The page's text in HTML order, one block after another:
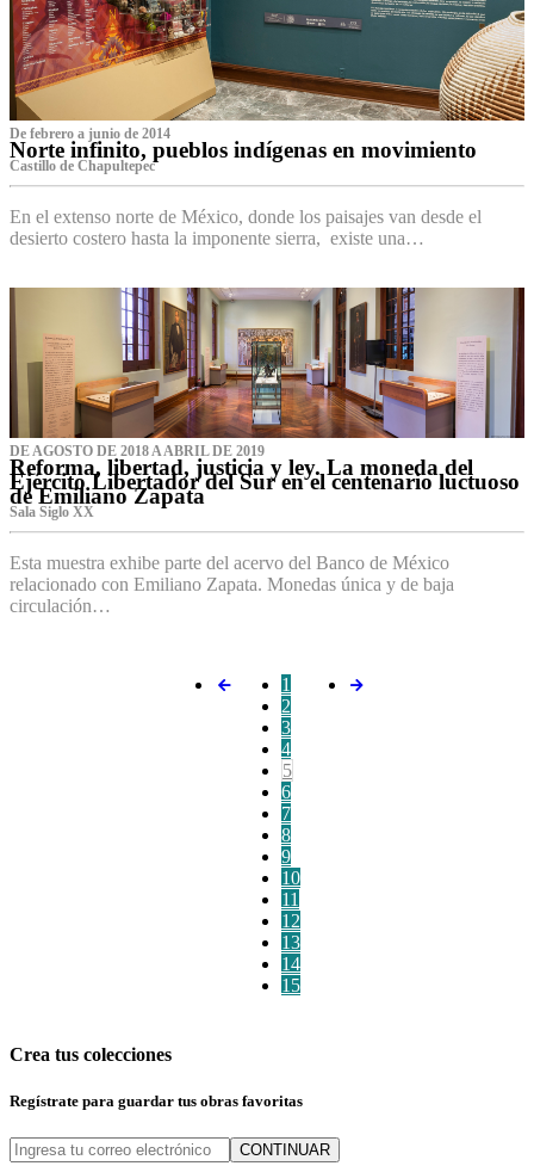
De febrero a junio de 2014
Norte infinito, pueblos indígenas en movimiento
Castillo de Chapultepec
En el extenso norte de México, donde los paisajes van desde el
desierto costero hasta la imponente sierra, existe una…
DE AGOSTO DE 2018 A ABRIL DE 2019
Reforma, libertad, justicia y ley. La moneda del
Ejército Libertador del Sur en el centenario luctuoso
de Emiliano Zapata
Sala Siglo XX
Esta muestra exhibe parte del acervo del Banco de México
relacionado con Emiliano Zapata. Monedas única y de baja
circulación…
1
2
3
4
5
6
7
8
9
10
11
12
13
14
15
Crea tus colecciones
Regístrate para guardar tus obras favoritas
CONTINUAR